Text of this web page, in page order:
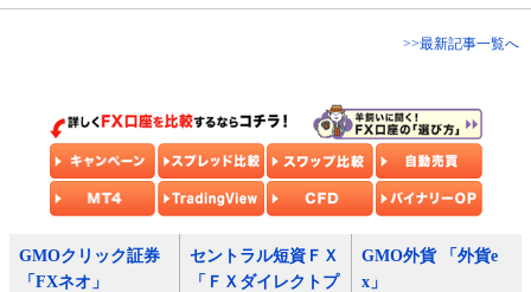
>>最新記事一覧へ
GMOクリック証券
「FXネオ」
セントラル短資ＦＸ
「ＦＸダイレクトプ
GMO外貨 「外貨e
x」